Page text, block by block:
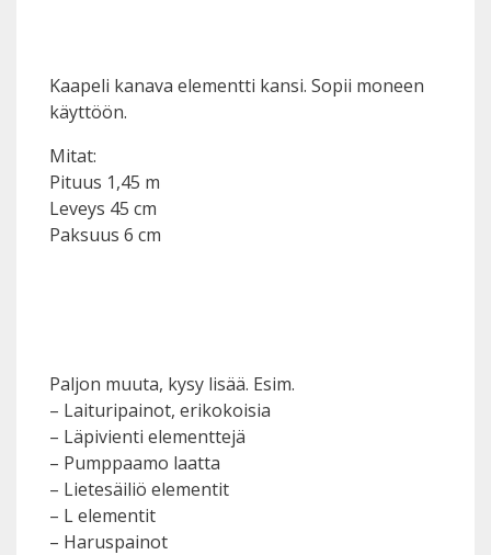
Kaapeli kanava elementti kansi. Sopii moneen
käyttöön.
Mitat:
Pituus 1,45 m
Leveys 45 cm
Paksuus 6 cm
Paljon muuta, kysy lisää. Esim.
– Laituripainot, erikokoisia
– Läpivienti elementtejä
– Pumppaamo laatta
– Lietesäiliö elementit
– L elementit
– Haruspainot